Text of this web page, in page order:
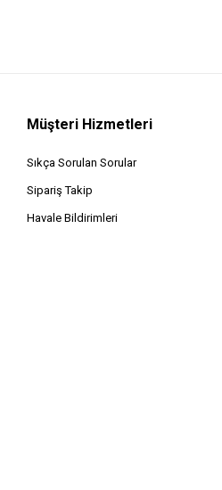
Müşteri Hizmetleri
Sıkça Sorulan Sorular
Sipariş Takip
Havale Bildirimleri